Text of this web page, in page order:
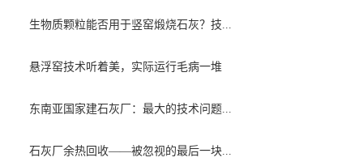
生物质颗粒能否用于竖窑煅烧石灰？技...
悬浮窑技术听着美，实际运行毛病一堆
东南亚国家建石灰厂：最大的技术问题...
石灰厂余热回收——被忽视的最后一块...